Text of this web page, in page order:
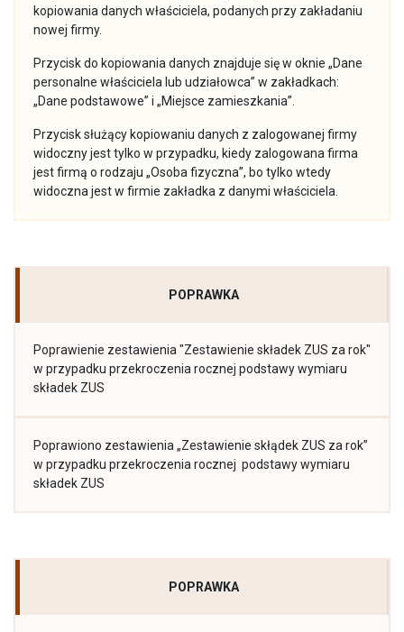
kopiowania danych właściciela, podanych przy zakładaniu
nowej firmy.
Przycisk do kopiowania danych znajduje się w oknie „Dane
personalne właściciela lub udziałowca” w zakładkach:
„Dane podstawowe” i „Miejsce zamieszkania”.
Przycisk służący kopiowaniu danych z zalogowanej firmy
widoczny jest tylko w przypadku, kiedy zalogowana firma
jest firmą o rodzaju „Osoba fizyczna”, bo tylko wtedy
widoczna jest w firmie zakładka z danymi właściciela.
POPRAWKA
Poprawienie zestawienia "Zestawienie składek ZUS za rok"
w przypadku przekroczenia rocznej podstawy wymiaru
składek ZUS
Poprawiono zestawienia „Zestawienie skłądek ZUS za rok”
w przypadku przekroczenia rocznej podstawy wymiaru
składek ZUS
POPRAWKA